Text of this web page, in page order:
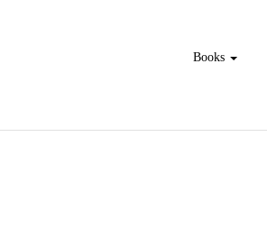
Books